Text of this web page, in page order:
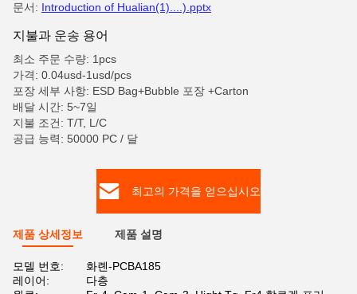
문서: Introduction of Hualian(1)....).pptx
지불과 운송 용어
최소 주문 수량: 1pcs
가격: 0.04usd-1usd/pcs
포장 세부 사항: ESD Bag+Bubble 포장 +Carton
배달 시간: 5~7일
지불 조건: T/T, L/C
공급 능력: 50000 PC / 달
최고의 가격을 얻으십시오
제품 상세정보 제품 설명
모델 번호:
화롄-PCBA185
레이어:
다층